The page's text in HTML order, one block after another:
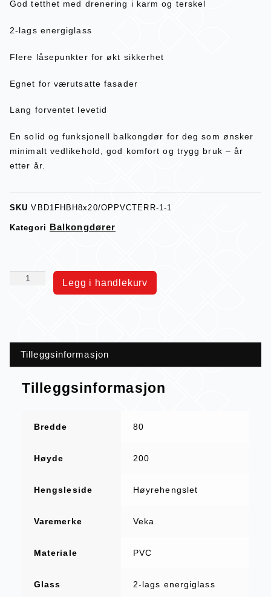
God tetthet med drenering i karm og terskel
2-lags energiglass
Flere låsepunkter for økt sikkerhet
Egnet for værutsatte fasader
Lang forventet levetid
En solid og funksjonell balkongdør for deg som ønsker
minimalt vedlikehold, god komfort og trygg bruk – år
etter år.
SKUVBD1FHBH8x20/OPPVCTERR-1-1
Kategori Balkongdører
Legg i handlekurv
Tilleggsinformasjon
Tilleggsinformasjon
Bredde 80
Høyde 200
Hengsleside Høyrehengslet
Varemerke Veka
Materiale PVC
Glass 2-lags energiglass